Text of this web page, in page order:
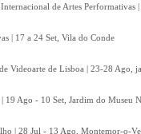
de Artes Performativas
| 17 a 24 Set, Vila do Conde
Videoarte de Lisboa | 23-28 Ago,
19 Ago - 10 Set, Jardim do Museu
| 28 Jul - 13 Ago, Montemor-o-